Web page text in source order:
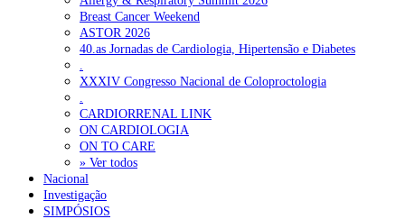
Breast Cancer Weekend
ASTOR 2026
40.as Jornadas de Cardiologia, Hipertensão e Diabetes
XXXIV Congresso Nacional de Coloproctologia
CARDIORRENAL LINK
ON CARDIOLOGIA
ON TO CARE
» Ver todos
Nacional
Investigação
SIMPÓSIOS